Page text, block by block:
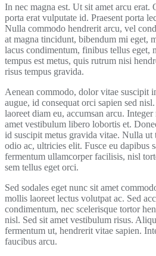
In nec magna est. Ut sit amet arcu erat.
porta erat vulputate id. Praesent porta
Nulla commodo hendrerit arcu, vel
at magna tincidunt, bibendum mi eget,
lacus condimentum, finibus tellus eget,
tempus est metus, quis rutrum nisi
risus tempus gravida.
Aenean commodo, dolor vitae suscipit
augue, id consequat orci sapien sed
laoreet diam eu, accumsan arcu.
amet vestibulum libero lobortis et.
id suscipit metus gravida vitae. Nulla ut
odio ac, ultricies elit. Fusce eu dapibus
fermentum ullamcorper facilisis, nisl
sem tellus eget orci.
Sed sodales eget nunc sit amet
mollis laoreet lectus volutpat ac. Sed
condimentum, nec scelerisque tortor
nisl. Sed sit amet vestibulum risus.
fermentum ut, hendrerit vitae sapien.
faucibus arcu.